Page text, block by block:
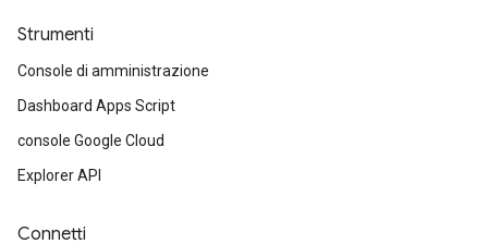
Strumenti
Console di amministrazione
Dashboard Apps Script
console Google Cloud
Explorer API
Connetti